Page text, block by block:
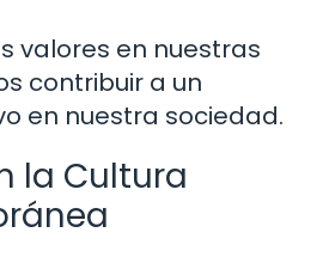
valores en nuestras
contribuir a un
en nuestra sociedad.
la Cultura